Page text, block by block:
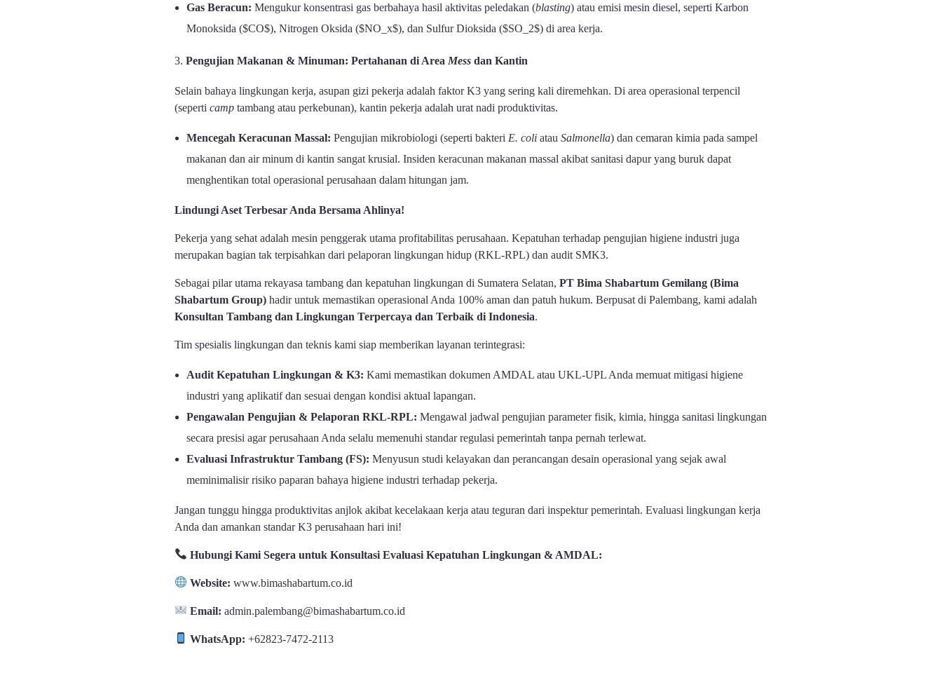
Gas Beracun: Mengukur konsentrasi gas berbahaya hasil aktivitas peledakan (blasting) atau emisi mesin diesel, seperti Karbon
Monoksida ($CO$), Nitrogen Oksida ($NO_x$), dan Sulfur Dioksida ($SO_2$) di area kerja.
Pengujian Makanan & Minuman: Pertahanan di Area Messdan Kantin
Selain bahaya lingkungan kerja, asupan gizi pekerja adalah faktor K3 yang sering kali diremehkan. Di area operasional terpencil
(seperti camptambang atau perkebunan), kantin pekerja adalah urat nadi produktivitas.
Mencegah Keracunan Massal: Pengujian mikrobiologi (seperti bakteri E. coli atauSalmonella) dan cemaran kimia pada sampel
makanan dan air minum di kantin sangat krusial. Insiden keracunan makanan massal akibat sanitasi dapur yang buruk dapat
menghentikan total operasional perusahaan dalam hitungan jam.
Lindungi Aset Terbesar Anda Bersama Ahlinya!
Pekerja yang sehat adalah mesin penggerak utama profitabilitas perusahaan. Kepatuhan terhadap pengujian higiene industri juga
merupakan bagian tak terpisahkan dari pelaporan lingkungan hidup (RKL-RPL) dan audit SMK3.
Sebagai pilar utama rekayasa tambang dan kepatuhan lingkungan di Sumatera Selatan, PT Bima Shabartum Gemilang (Bima
Shabartum Group)hadir untuk memastikan operasional Anda 100% aman dan patuh hukum. Berpusat di Palembang, kami adalah
Konsultan Tambang dan Lingkungan Terpercaya dan Terbaik di Indonesia.
Tim spesialis lingkungan dan teknis kami siap memberikan layanan terintegrasi:
Audit Kepatuhan Lingkungan & K3: Kami memastikan dokumen AMDAL atau UKL-UPL Anda memuat mitigasi higiene
industri yang aplikatif dan sesuai dengan kondisi aktual lapangan.
Pengawalan Pengujian & Pelaporan RKL-RPL: Mengawal jadwal pengujian parameter fisik, kimia, hingga sanitasi lingkungan
secara presisi agar perusahaan Anda selalu memenuhi standar regulasi pemerintah tanpa pernah terlewat.
Evaluasi Infrastruktur Tambang (FS): Menyusun studi kelayakan dan perancangan desain operasional yang sejak awal
meminimalisir risiko paparan bahaya higiene industri terhadap pekerja.
Jangan tunggu hingga produktivitas anjlok akibat kecelakaan kerja atau teguran dari inspektur pemerintah. Evaluasi lingkungan kerja
Anda dan amankan standar K3 perusahaan hari ini!
Hubungi Kami Segera untuk Konsultasi Evaluasi Kepatuhan Lingkungan & AMDAL:
Website: www.bimashabartum.co.id
Email: admin.palembang@bimashabartum.co.id
WhatsApp: +62823-7472-2113